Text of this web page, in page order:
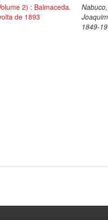
2) : Balmaceda.
de 1893
Nabuco,
1849-